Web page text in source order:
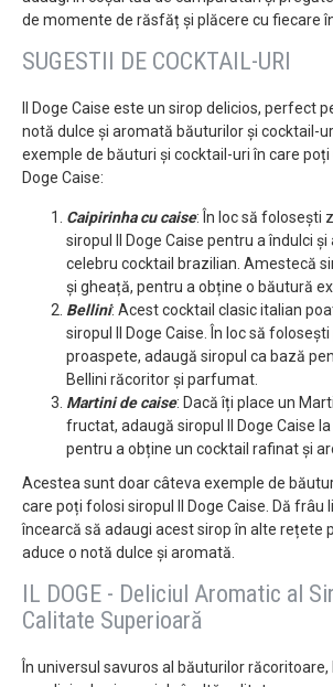
de momente de răsfăț și plăcere cu fiecare
SUGESTII DE COCKTAIL-URI
Il Doge Caise este un sirop delicios, perfect
notă dulce și aromată băuturilor și cocktail-
exemple de băuturi și cocktail-uri în care poți
Doge Caise:
Caipirinha cu caise: În loc să folosești
siropul Il Doge Caise pentru a îndulci
celebru cocktail brazilian. Amestecă
și gheață, pentru a obține o băutură
Bellini: Acest cocktail clasic italian
siropul Il Doge Caise. În loc să
proaspete, adaugă siropul ca bază
Bellini răcoritor și parfumat.
Martini de caise: Dacă îți place un
fructat, adaugă siropul Il Doge Caise
pentru a obține un cocktail rafinat și
Acestea sunt doar câteva exemple de
care poți folosi siropul Il Doge Caise. Dă frâu
încearcă să adaugi acest sirop în alte rețete
aduce o notă dulce și aromată.
IL DOGE - Deliciul Aromatic al
Calitate Superioară
În universul savuros al băuturilor răcoritoare,